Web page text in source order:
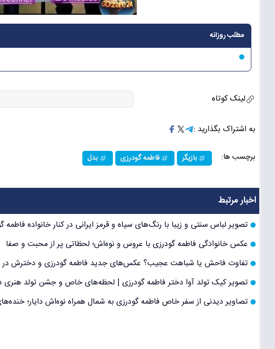
مطلب روزانه
لینک کوتاه
به اشتراک بگذارید :
برچسب ها: بازیگر فاطمه گودرزی بدل
اخبار مرتبط
تصویر لباس سنتی و زیبا با رنگ‌های سیاه و قرمز ایرانی در کنار خانواده
عکس خانوادگی فاطمه گودرزی با عروس و نوه‌اش؛ لحظاتی پر از محبت و صفا
تفاوت فاحش یا شباهت عجیب؟ عکس‌های جدید فاطمه گودرزی و دخترش در
تصویر کیک تولد آوا دختر فاطمه گودرزی | لحظه‌های خاص و جشن تولد هنری
تصاویر دیدنی از سفر خاص فاطمه گودرزی به شمال همراه نوه‌اش دایار؛